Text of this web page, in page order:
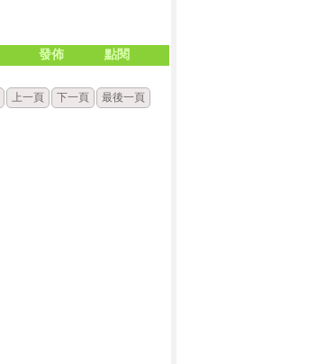
發佈 點閱
上一頁 下一頁 最後一頁